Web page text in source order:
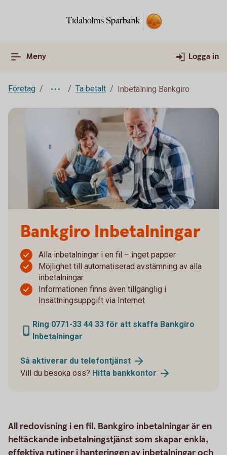
Meny Logga in
Företag Ta betalt Inbetalning Bankgiro
Bankgiro Inbetalningar
Alla inbetalningar i en fil – inget papper
Möjlighet till automatiserad avstämning av alla
inbetalningar
Informationen finns även tillgänglig i
Insättningsuppgift via Internet
Ring 0771-33 44 33 för att skaffa Bankgiro
Inbetalningar
Så aktiverar du telefontjänst
Vill du besöka oss? Hitta bankkontor
All redovisning i en fil. Bankgiro inbetalningar är en
heltäckande inbetalningstjänst som skapar enkla,